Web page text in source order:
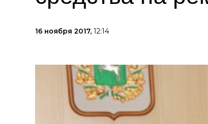
16 ноября 2017, 12:14